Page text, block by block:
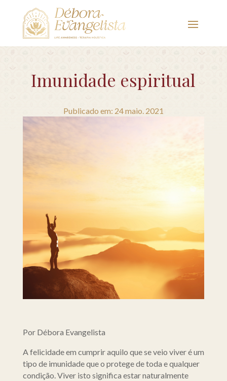
Imunidade espiritual
Publicado em: 24 maio. 2021
Por Débora Evangelista
A felicidade em cumprir aquilo que se veio viver é um
tipo de imunidade que o protege de toda e qualquer
condição. Viver isto significa estar naturalmente